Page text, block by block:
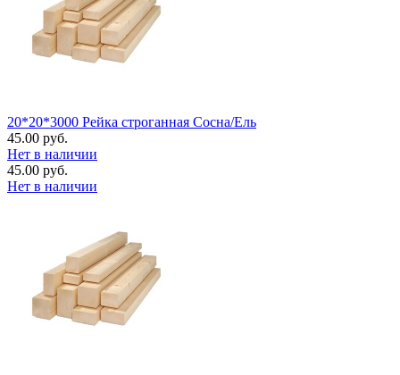
20*20*3000 Рейка строганная Сосна/Ель
45.00 руб.
Нет в наличии
45.00 руб.
Нет в наличии